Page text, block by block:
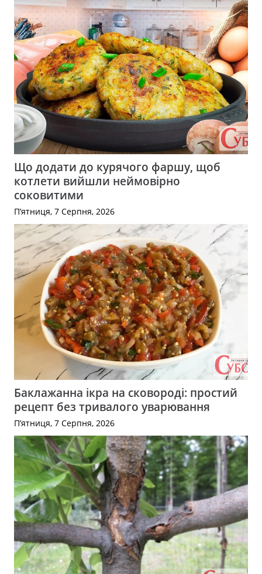
Що додати до курячого фаршу, щоб
котлети вийшли неймовірно
соковитими
П’ятниця, 7 Серпня, 2026
Баклажанна ікра на сковороді: простий
рецепт без тривалого уварювання
П’ятниця, 7 Серпня, 2026